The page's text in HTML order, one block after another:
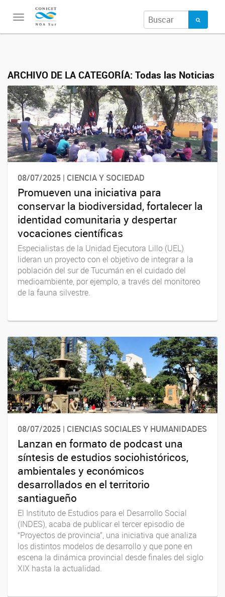
Toggle
navigation
ARCHIVO DE LA CATEGORÍA: Todas las Noticias
08/07/2025 | CIENCIA Y SOCIEDAD
Promueven una iniciativa para
conservar la biodiversidad, fortalecer la
identidad comunitaria y despertar
vocaciones científicas
Especialistas de la Unidad Ejecutora Lillo (UEL)
lideran un proyecto con el objetivo de integrar a la
población del sur de Tucumán en el cuidado del
medioambiente, por ejemplo, a través del monitoreo
de la fauna silvestre.
08/07/2025 | CIENCIAS SOCIALES Y HUMANIDADES
Lanzan en formato de podcast una
síntesis de estudios sociohistóricos,
ambientales y económicos
desarrollados en el territorio
santiagueño
El Instituto de Estudios para el Desarrollo Social
(INDES), acaba de publicar el tercer episodio de
“Proyectos de provincia”, una iniciativa que analiza
los distintos modelos de desarrollo y que pone en
escena la dinámica provincial desde finales del siglo
XIX hasta la actualidad.